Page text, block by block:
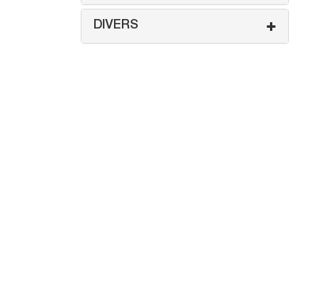
DIVERS